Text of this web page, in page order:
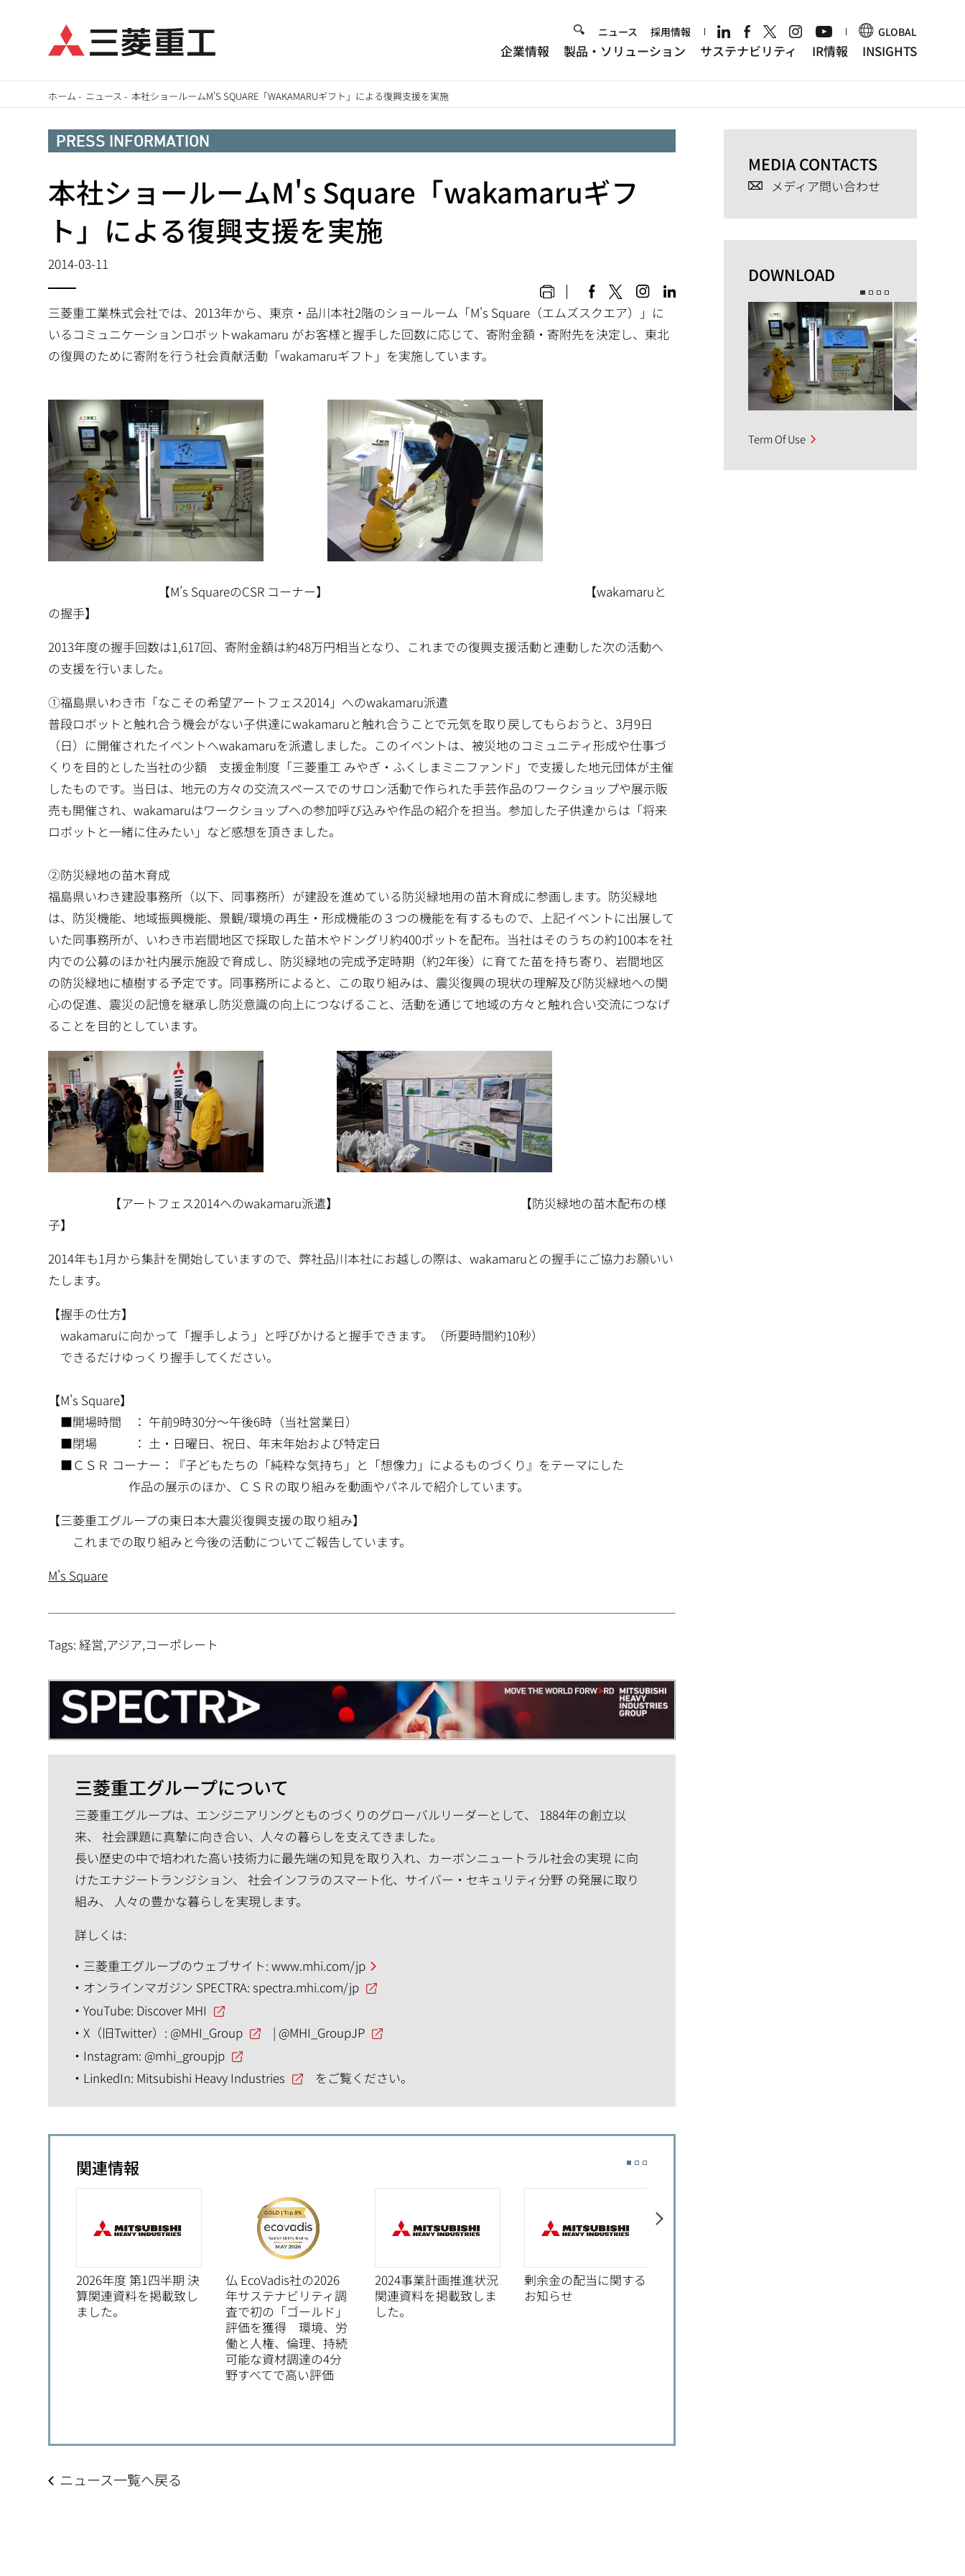
イ
Header
ニュース 採用情報 GLOBAL
企業情報 製品・ソリューション サステナビリティ IR情報 INSIGHTS
ホーム - ニュース -本社ショールームM'S SQUARE「WAKAMARUギフト」による復興支援を実施
PRESS INFORMATION
本社ショールームM's Square「wakamaruギフ
ト」による復興支援を実施
2014-03-11
三菱重工業株式会社では、2013年から、東京・品川本社2階のショールーム「M's Square（エムズスクエア）」に
いるコミュニケーションロボットwakamaru がお客様と握手した回数に応じて、寄附金額・寄附先を決定し、東北
の復興のために寄附を行う社会貢献活動「wakamaruギフト」を実施しています。
【M’s SquareのCSR コーナー】 【wakamaruと
の握手】
2013年度の握手回数は1,617回、寄附金額は約48万円相当となり、これまでの復興支援活動と連動した次の活動へ
の支援を行いました。
①福島県いわき市「なこその希望アートフェス2014」へのwakamaru派遣
普段ロボットと触れ合う機会がない子供達にwakamaruと触れ合うことで元気を取り戻してもらおうと、3月9日
（日）に開催されたイベントへwakamaruを派遣しました。このイベントは、被災地のコミュニティ形成や仕事づ
くりを目的とした当社の少額 支援金制度「三菱重工 みやぎ・ふくしまミニファンド」で支援した地元団体が主催
したものです。当日は、地元の方々の交流スペースでのサロン活動で作られた手芸作品のワークショップや展示販
売も開催され、wakamaruはワークショップへの参加呼び込みや作品の紹介を担当。参加した子供達からは「将来
ロボットと一緒に住みたい」など感想を頂きました。
②防災緑地の苗木育成
福島県いわき建設事務所（以下、同事務所）が建設を進めている防災緑地用の苗木育成に参画します。防災緑地
は、防災機能、地域振興機能、景観/環境の再生・形成機能の３つの機能を有するもので、上記イベントに出展して
いた同事務所が、いわき市岩間地区で採取した苗木やドングリ約400ポットを配布。当社はそのうちの約100本を社
内での公募のほか社内展示施設で育成し、防災緑地の完成予定時期（約2年後）に育てた苗を持ち寄り、岩間地区
の防災緑地に植樹する予定です。同事務所によると、この取り組みは、震災復興の現状の理解及び防災緑地への関
心の促進、震災の記憶を継承し防災意識の向上につなげること、活動を通じて地域の方々と触れ合い交流につなげ
ることを目的としています。
【アートフェス2014へのwakamaru派遣】 【防災緑地の苗木配布の様
子】
2014年も1月から集計を開始していますので、弊社品川本社にお越しの際は、wakamaruとの握手にご協力お願いい
たします。
【握手の仕方】
wakamaruに向かって「握手しよう」と呼びかけると握手できます。（所要時間約10秒）
できるだけゆっくり握手してください。
【M's Square】
■開場時間 ： 午前9時30分～午後6時（当社営業日）
■閉場 ： 土・日曜日、祝日、年末年始および特定日
■ＣＳＲ コーナー：『子どもたちの「純粋な気持ち」と「想像力」によるものづくり』をテーマにした
作品の展示のほか、ＣＳＲの取り組みを動画やパネルで紹介しています。
【三菱重工グループの東日本大震災復興支援の取り組み】
これまでの取り組みと今後の活動についてご報告しています。
M's Square
Tags: 経営,アジア,コーポレート
三菱重工グループについて
三菱重工グループは、エンジニアリングとものづくりのグローバルリーダーとして、 1884年の創立以
来、 社会課題に真摯に向き合い、人々の暮らしを支えてきました。
長い歴史の中で培われた高い技術力に最先端の知見を取り入れ、カーボンニュートラル社会の実現 に向
けたエナジートランジション、 社会インフラのスマート化、サイバー・セキュリティ分野 の発展に取り
組み、 人々の豊かな暮らしを実現します。
詳しくは:
三菱重工グループのウェブサイト: www.mhi.com/jp
オンラインマガジン SPECTRA: spectra.mhi.com/jp
YouTube: Discover MHI
X（旧Twitter）: @MHI_Group | @MHI_GroupJP
Instagram: @mhi_groupjp
LinkedIn: Mitsubishi Heavy Industries をご覧ください。
関連情報
2026年度 第1四半期 決
算関連資料を掲載致し
ました。
仏 EcoVadis社の2026
年サステナビリティ調
査で初の「ゴールド」
評価を獲得 環境、労
働と人権、倫理、持続
可能な資材調達の4分
野すべてで高い評価
2024事業計画推進状況
関連資料を掲載致しま
した。
剰余金の配当に関する
お知らせ
ニュース一覧へ戻る
MEDIA CONTACTS
メディア問い合わせ
DOWNLOAD
Term Of Use